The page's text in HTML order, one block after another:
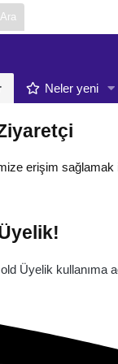
Ara
Neler yeni
erişim sağlamak
Üyelik kullanıma